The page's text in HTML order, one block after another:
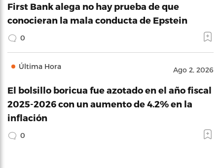
First Bank alega no hay prueba de que
conocieran la mala conducta de Epstein
0
Última Hora Ago 2, 2026
El bolsillo boricua fue azotado en el año fiscal
2025-2026 con un aumento de 4.2% en la
inflación
0